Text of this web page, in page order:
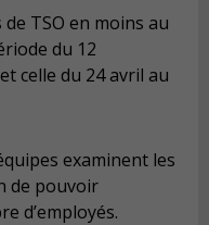
de TSO en moins au
du 12
celle du 24 avril au
examinent les
de pouvoir
d’employés.